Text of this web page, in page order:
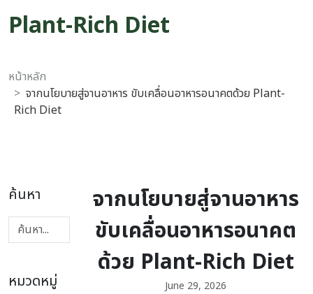
Plant-Rich Diet
หน้าหลัก
จากนโยบายสู่จานอาหาร ขับเคลื่อนอาหารอนาคตด้วย Plant-
Rich Diet
ค้นหา
หมวดหมู่
จากนโยบายสู่จานอาหาร
ขับเคลื่อนอาหารอนาคต
ด้วย Plant-Rich Diet
June 29, 2026